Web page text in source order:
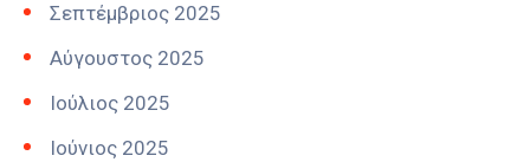
Σεπτέμβριος 2025
Αύγουστος 2025
Ιούλιος 2025
Ιούνιος 2025